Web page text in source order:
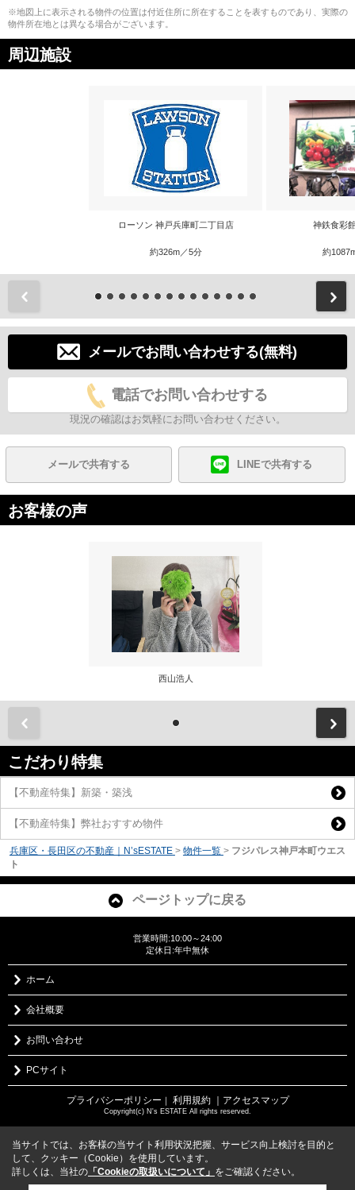
※地図上に表示される物件の位置は付近住所に所在することを表すものであり、実際の
物件所在地とは異なる場合がございます。
周辺施設
ローソン 神戸兵庫町二丁目店
約326m／5分
神鉄食彩
約
メールでお問い合わせする(無料)
電話でお問い合わせする
現況の確認はお気軽にお問い合わせください。
メールで共有する LINEで共有する
お客様の声
西山浩人
こだわり特集
【不動産特集】新築・築浅
【不動産特集】弊社おすすめ物件
兵庫区・長田区の不動産｜N’sESTATE > 物件一覧 > フジパレス神戸本町ウエス
ト
ページトップに戻る
営業時間:10:00～24:00
定休日:年中無休
ホーム
会社概要
お問い合わせ
PCサイト
プライバシーポリシー 利用規約 ｜アクセスマップ
Copyright(c) N's ESTATE All rights reserved.
当サイトでは、お客様の当サイト利用状況把握、サービス向上検討を目的と
して、クッキー（Cookie）を使用しています。
詳しくは、当社の 「Cookieの取扱いについて」 をご確認ください。